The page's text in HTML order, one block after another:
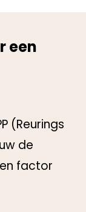
een
(Reurings
de
factor